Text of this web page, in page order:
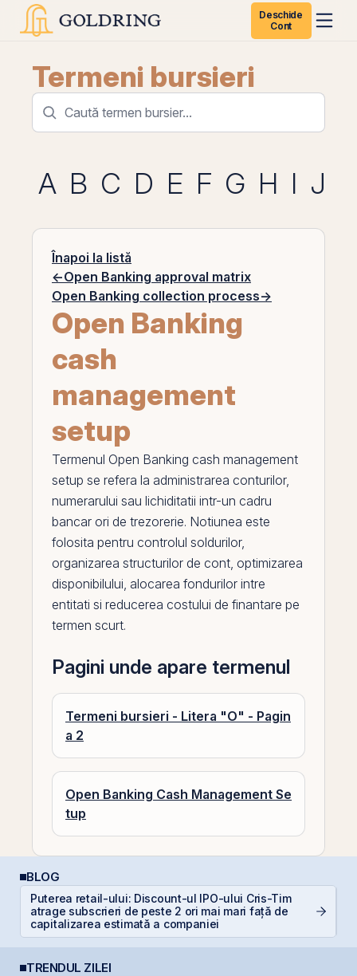
Deschide
Cont
Termeni bursieri
A B C D E F G H I J
Înapoi la listă
←Open Banking approval matrix
Open Banking collection process→
Open Banking
cash
management
setup
Termenul Open Banking cash management
setup se refera la administrarea conturilor,
numerarului sau lichiditatii intr-un cadru
bancar ori de trezorerie. Notiunea este
folosita pentru controlul soldurilor,
organizarea structurilor de cont, optimizarea
disponibilului, alocarea fondurilor intre
entitati si reducerea costului de finantare pe
termen scurt.
Pagini unde apare termenul
Termeni bursieri - Litera "O" - Pagin
a 2
Open Banking Cash Management Se
tup
BLOG
Puterea retail-ului: Discount-ul IPO-ului Cris-Tim
atrage subscrieri de peste 2 ori mai mari față de
capitalizarea estimată a companiei
TRENDUL ZILEI